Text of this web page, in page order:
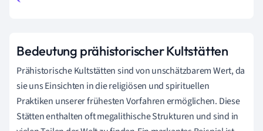
Bedeutung prähistorischer Kultstätten
Prähistorische Kultstätten sind von unschätzbarem Wert, da
sie uns Einsichten in die religiösen und spirituellen
Praktiken unserer frühesten Vorfahren ermöglichen. Diese
Stätten enthalten oft megalithische Strukturen und sind in